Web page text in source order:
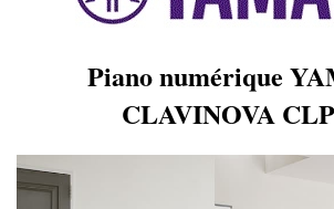
Piano numérique
CLAVINOVA